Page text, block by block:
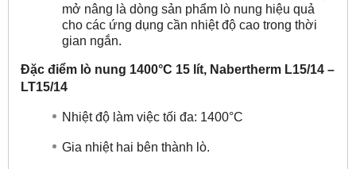
mở nâng là dòng sản phẩm lò nung hiệu quả
cho các ứng dụng cần nhiệt độ cao trong thời
gian ngắn.
Đặc điểm lò nung 1400°C 15 lít, Nabertherm L15/14 –
LT15/14
Nhiệt độ làm việc tối đa: 1400°C
Gia nhiệt hai bên thành lò.